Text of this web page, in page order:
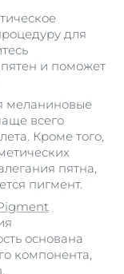
для
и поможет
меланиновые
всего
Кроме того,
пятна,
пигмент.
основана
компонента,